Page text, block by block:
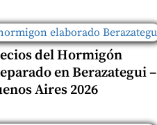
del Hormigón
en Berazategui –
Aires 2026